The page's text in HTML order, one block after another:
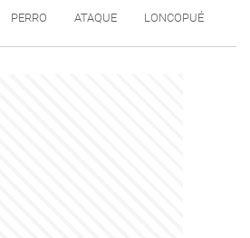
PERRO ATAQUE LONCOPUÉ